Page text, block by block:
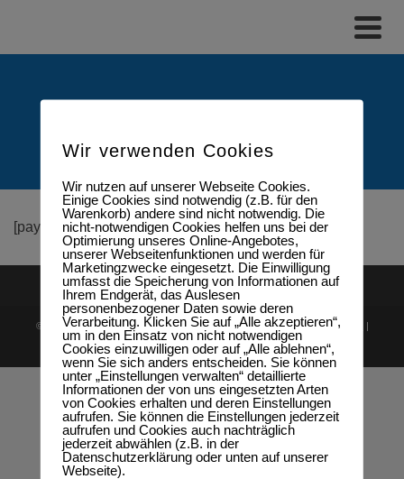
[payment_methods_info]
© 2026 DGSF Jahrestagung 2023 in WiesbadenImpressum|Datenschutz
|
BarrierefreiheitTel-Nr. 0611-3417351
Wir verwenden Cookies
Wir nutzen auf unserer Webseite Cookies.
Einige Cookies sind notwendig (z.B. für den
Warenkorb) andere sind nicht notwendig. Die
nicht-notwendigen Cookies helfen uns bei der
Optimierung unseres Online-Angebotes,
unserer Webseitenfunktionen und werden für
Marketingzwecke eingesetzt. Die Einwilligung
umfasst die Speicherung von Informationen auf
Ihrem Endgerät, das Auslesen
personenbezogener Daten sowie deren
Verarbeitung. Klicken Sie auf „Alle akzeptieren“,
um in den Einsatz von nicht notwendigen
Cookies einzuwilligen oder auf „Alle ablehnen“,
wenn Sie sich anders entscheiden. Sie können
unter „Einstellungen verwalten“ detaillierte
Informationen der von uns eingesetzten Arten
von Cookies erhalten und deren Einstellungen
aufrufen. Sie können die Einstellungen jederzeit
aufrufen und Cookies auch nachträglich
jederzeit abwählen (z.B. in der
Datenschutzerklärung oder unten auf unserer
Webseite).